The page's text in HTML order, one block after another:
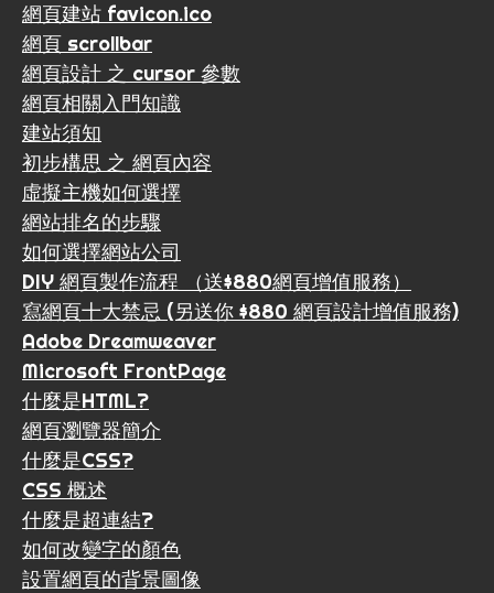
網頁建站 favicon.ico
網頁 scrollbar
網頁設計 之 cursor 參數
網頁相關入門知識
建站須知
初步構思 之 網頁內容
虛擬主機如何選擇
網站排名的步驟
如何選擇網站公司
DIY 網頁製作流程 （送$880網頁增值服務）
寫網頁十大禁忌 (另送你 $880 網頁設計增值服務)
Adobe Dreamweaver
Microsoft FrontPage
什麼是HTML?
網頁瀏覽器簡介
什麼是CSS?
CSS 概述
什麼是超連結?
如何改變字的顏色
設置網頁的背景圖像